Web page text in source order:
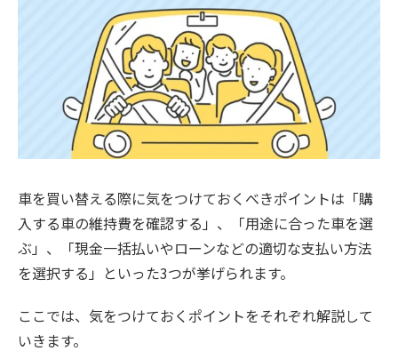
車を買い替える際に気をつけておくべきポイントは「購
入する車の維持費を確認する」、「用途に合った車を選
ぶ」、「現金一括払いやローンなどの適切な支払い方法
を選択する」といった3つが挙げられます。
ここでは、気をつけておくポイントをそれぞれ解説して
いきます。